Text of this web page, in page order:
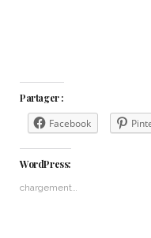
Partager :
Facebook
WordPress:
chargement…